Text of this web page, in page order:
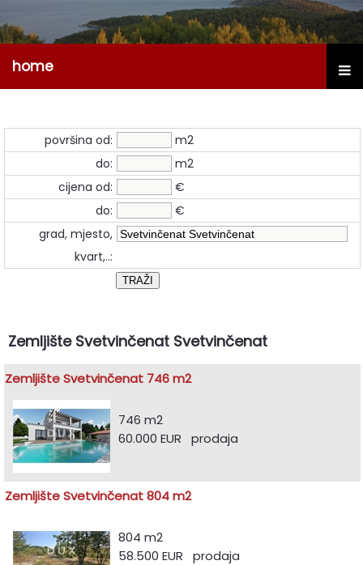
home
površina od:
m2
do:
m2
cijena od:
€
do:
€
grad, mjesto,
kvart,..:
Zemljište Svetvinčenat Svetvinčenat
Zemljište Svetvinčenat 746 m2
746 m2
60.000 EUR prodaja
Zemljište Svetvinčenat 804 m2
804 m2
58.500 EUR prodaja